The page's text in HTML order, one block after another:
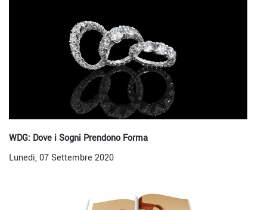
WDG: Dove i Sogni Prendono Forma
Lunedì, 07 Settembre 2020